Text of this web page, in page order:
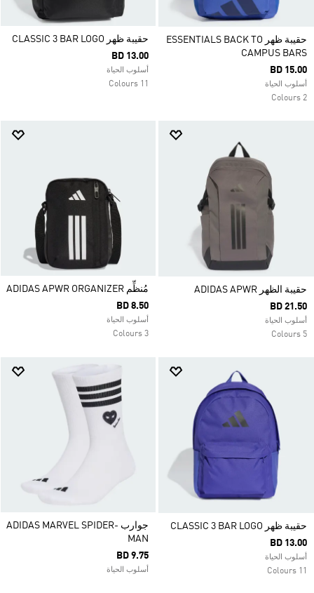
حقيبة ظهر ESSENTIALS BACK TO
CAMPUS BARS
BD 15.00
أسلوب الحياة
2 Colours
حقيبة ظهر CLASSIC 3 BAR LOGO
BD 13.00
أسلوب الحياة
11 Colours
حقيبة الظهر ADIDAS APWR
BD 21.50
أسلوب الحياة
5 Colours
مُنظِّم ADIDAS APWR ORGANIZER
BD 8.50
أسلوب الحياة
3 Colours
حقيبة ظهر CLASSIC 3 BAR LOGO
BD 13.00
أسلوب الحياة
11 Colours
جوارب ADIDAS MARVEL SPIDER-
MAN
BD 9.75
أسلوب الحياة